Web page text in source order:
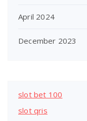
April 2024
December 2023
slot bet 100
slot qris